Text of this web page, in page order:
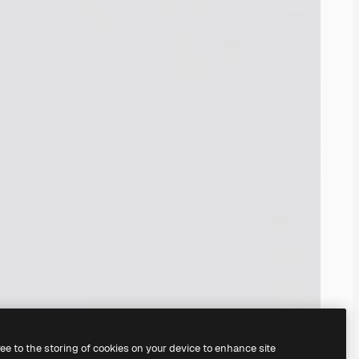
to the storing of cookies on your device to enhance site